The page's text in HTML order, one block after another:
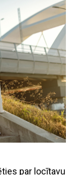
par locītavu